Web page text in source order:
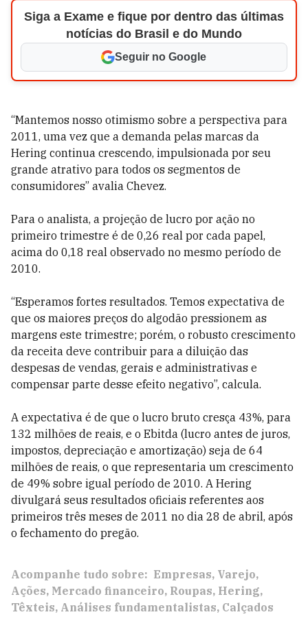
Siga a Exame e fique por dentro das últimas
notícias do Brasil e do Mundo
Seguir no Google
“Mantemos nosso otimismo sobre a perspectiva para
2011, uma vez que a demanda pelas marcas da
Hering continua crescendo, impulsionada por seu
grande atrativo para todos os segmentos de
consumidores” avalia Chevez.
Para o analista, a projeção de lucro por ação no
primeiro trimestre é de 0,26 real por cada papel,
acima do 0,18 real observado no mesmo período de
2010.
“Esperamos fortes resultados. Temos expectativa de
que os maiores preços do algodão pressionem as
margens este trimestre; porém, o robusto crescimento
da receita deve contribuir para a diluição das
despesas de vendas, gerais e administrativas e
compensar parte desse efeito negativo”, calcula.
A expectativa é de que o lucro bruto cresça 43%, para
132 milhões de reais, e o Ebitda (lucro antes de juros,
impostos, depreciação e amortização) seja de 64
milhões de reais, o que representaria um crescimento
de 49% sobre igual período de 2010. A Hering
divulgará seus resultados oficiais referentes aos
primeiros três meses de 2011 no dia 28 de abril, após
o fechamento do pregão.
Acompanhe tudo sobre: Empresas Varejo
Ações Mercado financeiro Roupas Hering
Têxteis Análises fundamentalistas Calçados